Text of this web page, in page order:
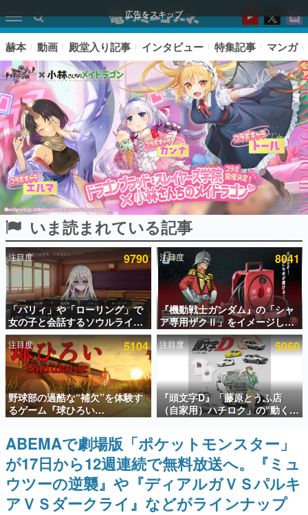
広告をスキップ
ピックアップ
電ファミのいま読まれている記事ランキング
アプリセール情報
インタビュー
連載・特集一覧
殿堂入り記事
SNS拡散数が数千以上！ ページビュー数万以上！ などな
ど。多くの人々に読まれた、電ファミ渾身の“殿堂入り”記
事をまとめました。
ゲームの企画書
名作ゲームクリエイターの方々に製作時のエピソードをお
聞きし、ヒットする企画（ゲーム）とは何か？を探ってい
きます。
赫本
この物語を解いてはいけない。『赫本』は、〈試験問題〉
赫本 動画 殿堂入り記事 インタビュー 特集記事 マンガ
いま読まれている記事
注目度 9790
「パリィ」や「ローリング」で
女の子と会話するソウルライク
恋愛ゲーム『小早川さんはソウ
ルライク』無料公開。返事に失
敗すると「YOU DIED」
注目度 8041
『機動戦士ガンダム』の「シャ
ア専用ザクⅡ」をイメージした
散水ホースリールが予約開始。
本体にはシャアのパーソナルマ
ークやジオン公国軍のエンブレ
ム、型式番号などを配置
注目度 5104
野球部の過酷な“補欠”を体験す
るゲーム『球ひろい
Simulator』が「1件」のウィッ
シュリストをもとにチェコ語に
対応しSNSで話題に。『キング
ダム・カム』開発元やチェコの
プロ野球選手から称賛の声
注目度 5060
『頭文字D』「藤原とうふ店
（自家用）ハチロク」の“動くテ
ィッシュケース”が買えるポップ
アップショップが開催へ。マン
ガの舞台である群馬の「イオン
モール高崎」にて、8月11日か
ら8月20日までの期間限定で開
催予定
ABEMAで劇場版「ポケットモンスター」
が17日から12週連続で無料放送へ。『ミュ
ウツーの逆襲』や『ディアルガＶＳパルキ
アＶＳダークライ』などがラインナップ